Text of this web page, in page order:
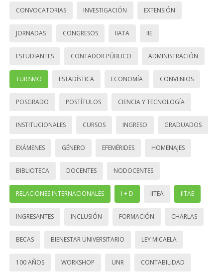
CONVOCATORIAS INVESTIGACIÓN EXTENSIÓN
JORNADAS CONGRESOS IIATA IIE
ESTUDIANTES CONTADOR PÚBLICO ADMINISTRACIÓN
TURISMO ESTADÍSTICA ECONOMÍA CONVENIOS
POSGRADO POSTÍTULOS CIENCIA Y TECNOLOGÍA
INSTITUCIONALES CURSOS INGRESO GRADUADOS
EXÁMENES GÉNERO EFEMÉRIDES HOMENAJES
BIBLIOTECA DOCENTES NODOCENTES
RELACIONES INTERNACIONALES I + D IITEA IITAE
INGRESANTES INCLUSIÓN FORMACIÓN CHARLAS
BECAS BIENESTAR UNIVERSITARIO LEY MICAELA
100 AÑOS WORKSHOP UNR CONTABILIDAD